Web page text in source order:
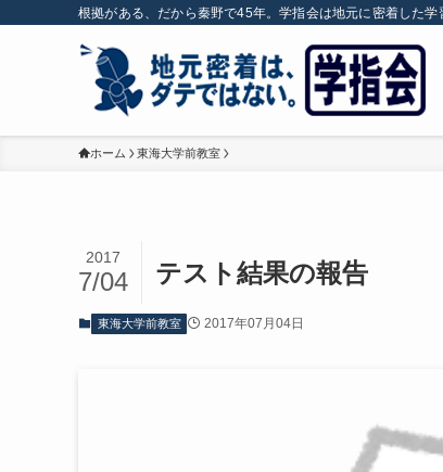
根拠がある、だから秦野で45年。学指会は地元に密着した学
ホーム 東海大学前教室
テスト結果の報告
2017
7/04
東海大学前教室 2017年07月04日